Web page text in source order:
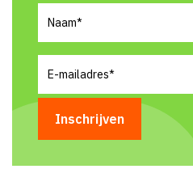
mailadres(Vereist)